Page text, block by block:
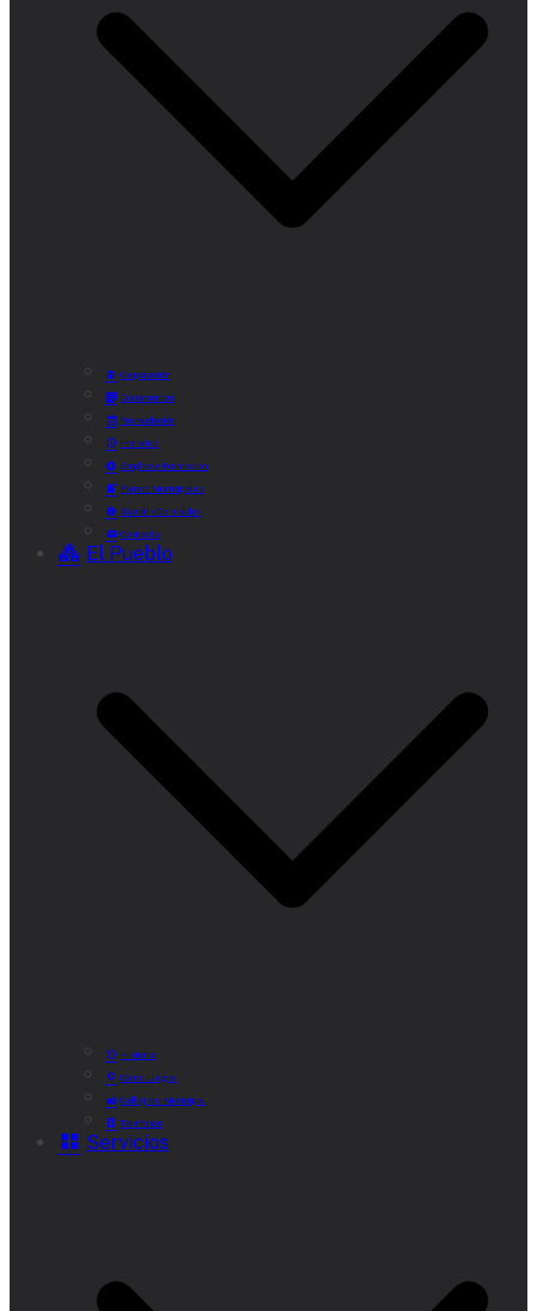
Corporación
Documentos
Recaudación
Horarios
Empleo y Formación
Plenos Municipales
Boletín «De Valde»
Contacta
El Pueblo
Historia
Cómo Llegar
Callejero Municipal
Teléfonos
Servicios